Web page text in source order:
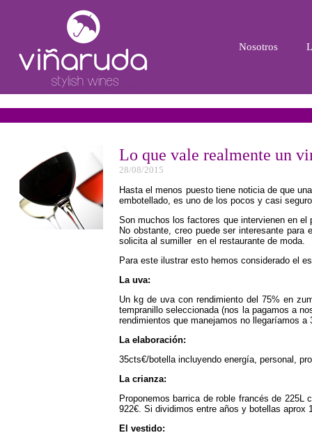
Nosotros
Lo que vale realmente un
28/08/2015
Hasta el menos puesto tiene noticia de que
embotellado, es uno de los pocos y casi
Son muchos los factores que intervienen en
No obstante, creo puede ser interesante
solicita al sumiller en el restaurante de moda.
Para este ilustrar esto hemos considerado el
La uva:
Un kg de uva con rendimiento del 75% en
tempranillo seleccionada (nos la pagamos a
rendimientos que manejamos no llegaríamos
La elaboración:
35cts€/botella incluyendo energía, personal,
La crianza:
Proponemos barrica de roble francés de
922€. Si dividimos entre años y botellas aprox
El vestido: